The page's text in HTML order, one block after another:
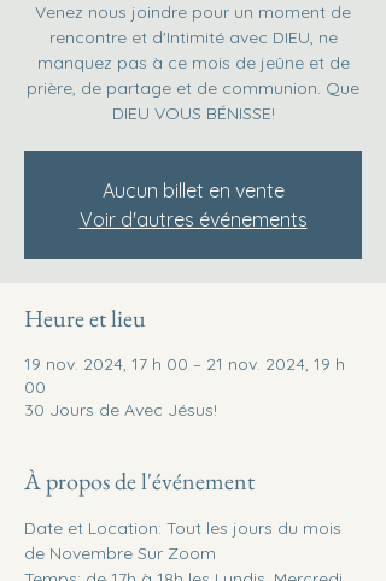
Venez nous joindre pour un moment de
rencontre et d'Intimité avec DIEU, ne
manquez pas à ce mois de jeûne et de
prière, de partage et de communion. Que
DIEU VOUS BÉNISSE!
Aucun billet en vente
Voir d'autres événements
Heure et lieu
19 nov. 2024, 17 h 00 – 21 nov. 2024, 19 h
00
30 Jours de Avec Jésus!
À propos de l'événement
Date et Location: Tout les jours du mois
de Novembre Sur Zoom